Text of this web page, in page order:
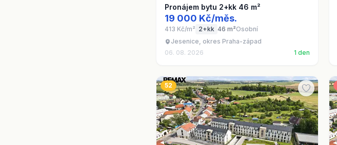
Pronájem bytu 2+kk 46 m²
19 000 Kč/měs.
413 Kč/m² 2+kk 46 m²Osobní
Jesenice, okres Praha-západ
06. 08. 2026
1 den
52